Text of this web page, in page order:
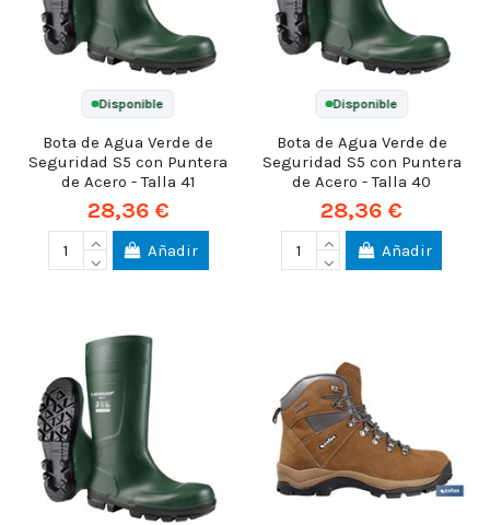
Disponible
Bota de Agua Verde de
Seguridad S5 con Puntera
de Acero - Talla 41
28,36 €
Añadir
Disponible
Bota de Agua Verde de
Seguridad S5 con Puntera
de Acero - Talla 40
28,36 €
Añadir